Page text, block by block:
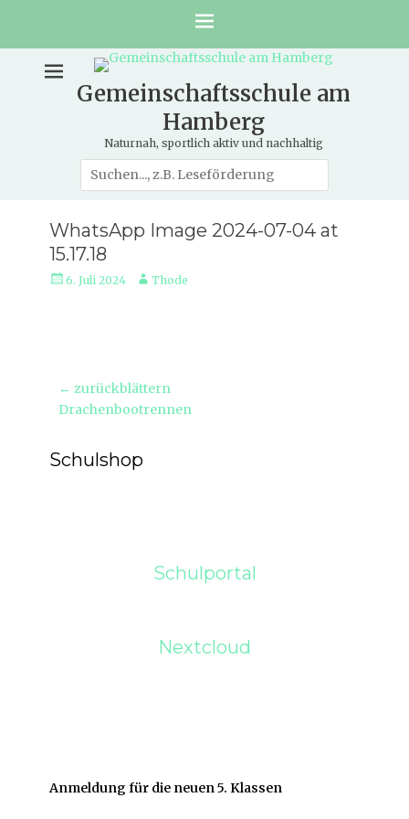
Gemeinschaftsschule am
Hamberg
Naturnah, sportlich aktiv und nachhaltig
Suche
nach:
WhatsApp Image 2024-07-04 at
15.17.18
Veröffentlicht
6. Juli 2024 AutorThode
Beitragsnavigation
← zurückblättern
Vorheriger
Drachenbootrennen
Schulshop
Schulportal
Nextcloud
Anmeldung für die neuen 5. Klassen